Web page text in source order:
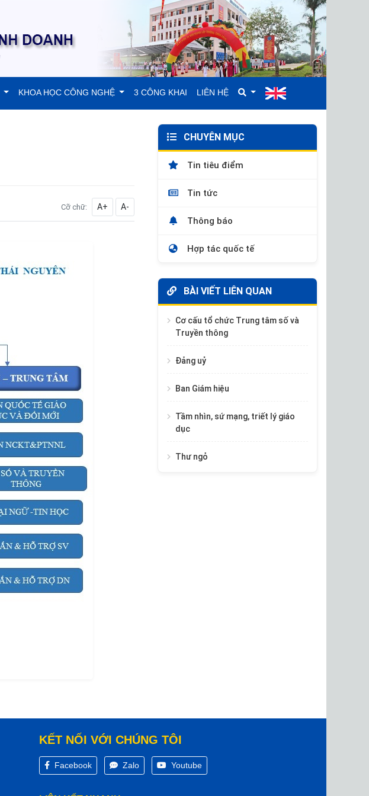
KHOA HỌC CÔNG NGHỆ 3 CÔNG KHAI LIÊN HỆ
Cỡ chữ: A+ A-
CHUYÊN MỤC
Tin tiêu điểm
Tin tức
Thông báo
Hợp tác quốc tế
BÀI VIẾT LIÊN QUAN
Cơ cấu tổ chức Trung tâm số và
Truyền thông
Đảng uỷ
Ban Giám hiệu
Tầm nhìn, sứ mạng, triết lý giáo
dục
Thư ngỏ
KẾT NỐI VỚI CHÚNG TÔI
Facebook Zalo Youtube